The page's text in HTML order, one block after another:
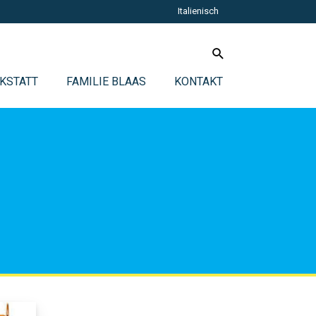
Italienisch
FAMILIE BLAAS KONTAKT